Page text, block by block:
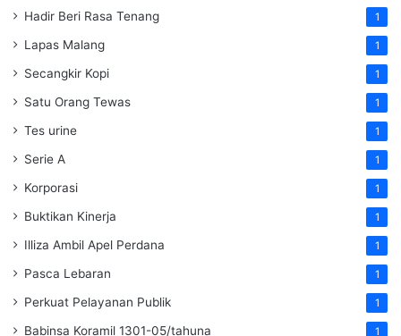
Hadir Beri Rasa Tenang 1
Lapas Malang 1
Secangkir Kopi 1
Satu Orang Tewas 1
Tes urine 1
Serie A 1
Korporasi 1
Buktikan Kinerja 1
Illiza Ambil Apel Perdana 1
Pasca Lebaran 1
Perkuat Pelayanan Publik 1
Babinsa Koramil 1301-05/tahuna 1